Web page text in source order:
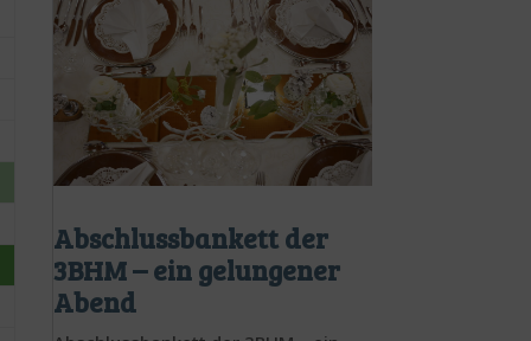
Abschlussbankett der
3BHM – ein gelungener
Abend